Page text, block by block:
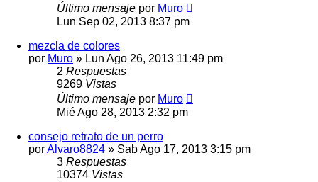
Último mensaje por Muro
Lun Sep 02, 2013 8:37 pm
mezcla de colores
por Muro » Lun Ago 26, 2013 11:49 pm
2 Respuestas
9269 Vistas
Último mensaje por Muro
Mié Ago 28, 2013 2:32 pm
consejo retrato de un perro
porAlvaro8824 » Sab Ago 17, 2013 3:15 pm
3 Respuestas
10374 Vistas